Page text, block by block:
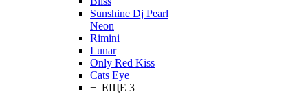
Sunshine Dj Pearl
Neon
Rimini
Lunar
Only Red Kiss
Cats Eye
+ ЕЩЕ 3